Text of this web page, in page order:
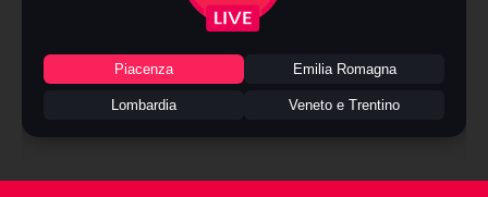
Piacenza Emilia Romagna
Lombardia Veneto e Trentino